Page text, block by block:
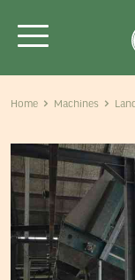
Home Machines